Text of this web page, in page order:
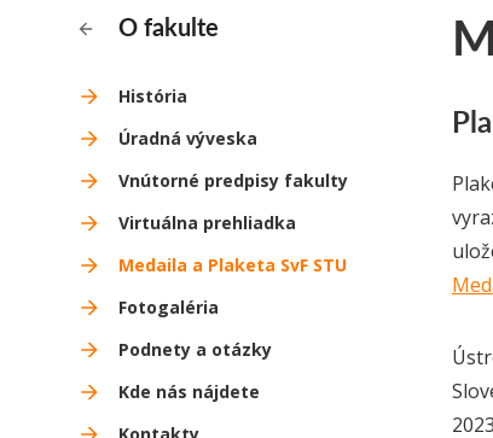
O fakulte
História
Úradná výveska
Vnútorné predpisy fakulty
Virtuálna prehliadka
Medaila a Plaketa SvF STU
Fotogaléria
Podnety a otázky
Kde nás nájdete